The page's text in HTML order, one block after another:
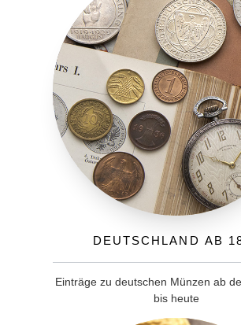
Deutschland ab
Einträge zu deutschen Münzen ab
bis heute